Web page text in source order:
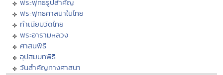
พระพุทธรูปสำคัญ
พระพุทธศาสนาในไทย
ทำเนียบวัดไทย
พระอารามหลวง
ศาสนพิธี
อุปสมบทพิธี
วันสำคัญทางศาสนา